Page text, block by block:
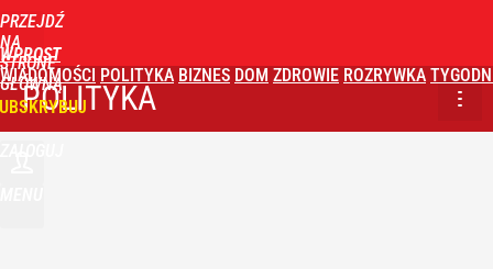
PRZEJDŹ
NA
STRONĘ
GŁÓWNĄ
WPROST
WIADOMOŚCI POLITYKA BIZNES DOM ZDROWIE ROZRYWKA
POLITYKA